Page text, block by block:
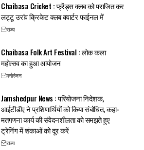
Chaibasa Cricket : फ्रेंड्स क्लब को पराजित कर
लट्टू उरांव क्रिकेट क्लब क्वार्टर फाईनल में
राज्य
Chaibasa Folk Art Festival : लोक कला
महोत्सव का हुआ आयोजन
मनोरंजन
Jamshedpur News : परियोजना निदेशक,
आईटीडीए ने प्रशिणार्थियों को किया संबोधित, कहा-
मतगणना कार्य की संवेदनशीलता को समझते हुए
ट्रेनिंग में शंकाओं को दूर करें
राज्य